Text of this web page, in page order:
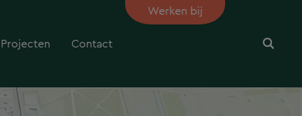
Projecten Contact
Werken bij